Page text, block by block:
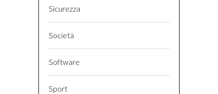
Sicurezza
Società
Software
Sport